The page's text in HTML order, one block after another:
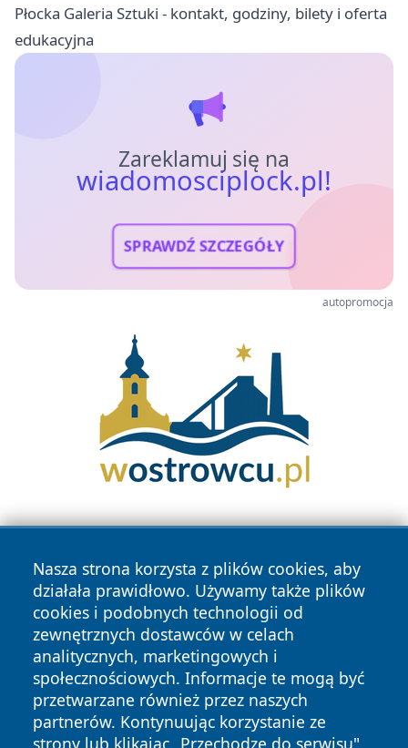
Płocka Galeria Sztuki - kontakt, godziny, bilety i oferta
edukacyjna
Zareklamuj się na
wiadomosciplock.pl!
SPRAWDŹ SZCZEGÓŁY
autopromocja
Nasza strona korzysta z plików cookies, aby
działała prawidłowo. Używamy także plików
cookies i podobnych technologii od
zewnętrznych dostawców w celach
analitycznych, marketingowych i
społecznościowych. Informacje te mogą być
przetwarzane również przez naszych
partnerów. Kontynuując korzystanie ze
strony lub klikając „Przechodzę do serwisu",
Copyright © 2026 wiadomosciplock.pl Wszystkie prawa
zastrzeżone.
News Autorzy
Polityka
Polityka